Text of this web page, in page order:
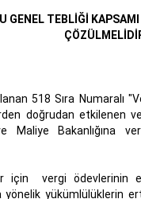
GENEL TEBLİĞİ
518 Sıra Numaralı
doğrudan etkilenen
Bakanlığına
vergi ödevlerinin
yükümlülüklerin